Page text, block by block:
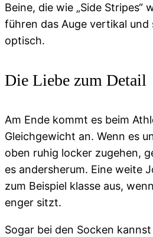
Beine, die wie „Side Stripes“
führen das Auge vertikal und
optisch.
Die Liebe zum Detail
Am Ende kommt es beim
Gleichgewicht an. Wenn es
oben ruhig locker zugehen,
es andersherum. Eine weite
zum Beispiel klasse aus,
enger sitzt.
Sogar bei den Socken